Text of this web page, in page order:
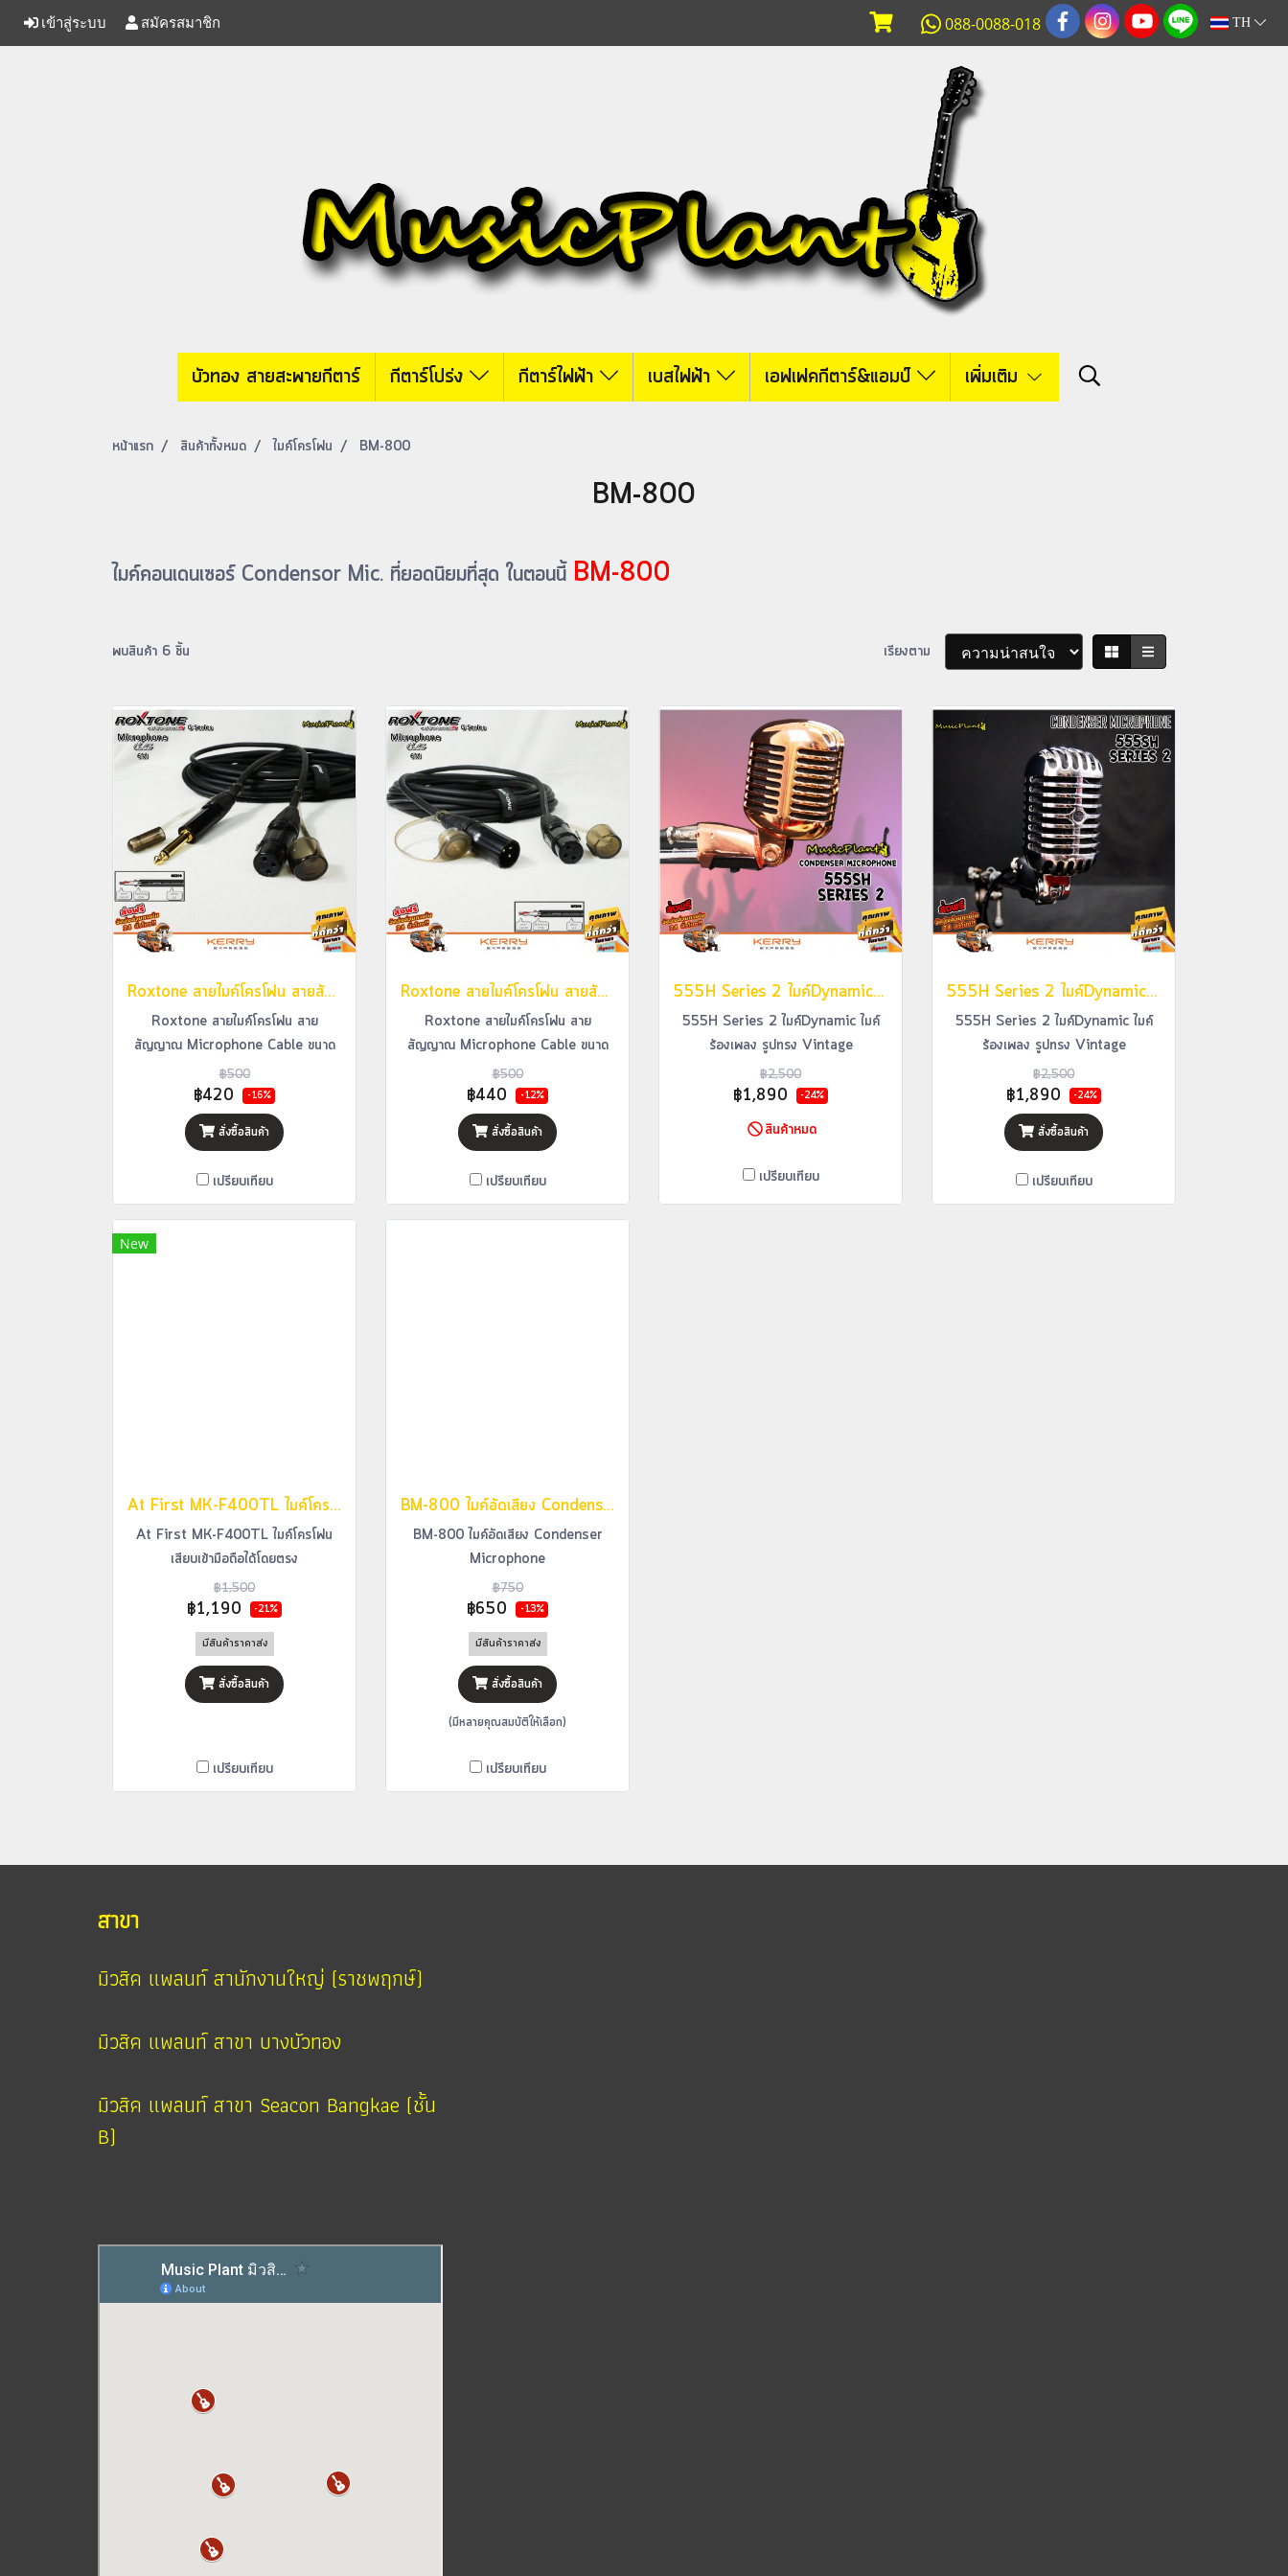
เข้าสู่ระบบ สมัครสมาชิก 088-0088-018 TH
บัวทอง สายสะพายกีตาร์ กีตาร์โปร่ง กีตาร์ไฟฟ้า เบสไฟฟ้า เอฟเฟคกีตาร์&แอมป์ เพิ่มเติม
หน้าแรก สินค้าทั้งหมด ไมค์โครโฟน BM-800
BM-800
ไมค์คอนเดนเซอร์ Condensor Mic. ที่ยอดนิยมที่สุด ในตอนนี้ BM-800
พบสินค้า 6 ชิ้น เรียงตาม
Roxtone สายไมค์โครโฟน สายสัญญาณ Microphone Cable ขนาด 6 เมตร รุ่น GMXJ210
Roxtone สายไมค์โครโฟน สาย
สัญญาณ Microphone Cable ขนาด
6 เมตร รุ่น GMXJ210
฿500
฿420 -16%
สั่งซื้อสินค้า
เปรียบเทียบ
Roxtone สายไมค์โครโฟน สายสัญญาณ Microphone Cable ขนาด 6 เมตร รุ่น GMXX200
Roxtone สายไมค์โครโฟน สาย
สัญญาณ Microphone Cable ขนาด
6 เมตร รุ่น GMXX200
฿500
฿440 -12%
สั่งซื้อสินค้า
เปรียบเทียบ
555H Series 2 ไมค์Dynamic ไมค์ร้องเพลง รูปทรง Vintage
555H Series 2 ไมค์Dynamic ไมค์
ร้องเพลง รูปทรง Vintage
฿2,500
฿1,890 -24%
สินค้าหมด
เปรียบเทียบ
555H Series 2 ไมค์Dynamic ไมค์ร้องเพลง รูปทรง Vintage
555H Series 2 ไมค์Dynamic ไมค์
ร้องเพลง รูปทรง Vintage
฿2,500
฿1,890 -24%
สั่งซื้อสินค้า
เปรียบเทียบ
New
At First MK-F400TL ไมค์โครโฟนเสียบเข้ามือถือได้โดยตรง
At First MK-F400TL ไมค์โครโฟน
เสียบเข้ามือถือได้โดยตรง
฿1,500
฿1,190 -21%
มีสินค้าราคาส่ง
สั่งซื้อสินค้า
เปรียบเทียบ
BM-800 ไมค์อัดเสียง Condenser Microphone
BM-800 ไมค์อัดเสียง Condenser
Microphone
฿750
฿650 -13%
มีสินค้าราคาส่ง
สั่งซื้อสินค้า
(มีหลายคุณสมบัติให้เลือก)
เปรียบเทียบ
สาขา
มิวสิค แพลนท์ สานักงานใหญ่ (ราชพฤกษ์)
มิวสิค แพลนท์ สาขา บางบัวทอง
มิวสิค แพลนท์ สาขา Seacon Bangkae (ชั้น
B)